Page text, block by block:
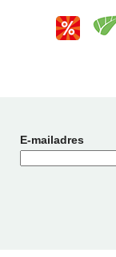
E-mailadres